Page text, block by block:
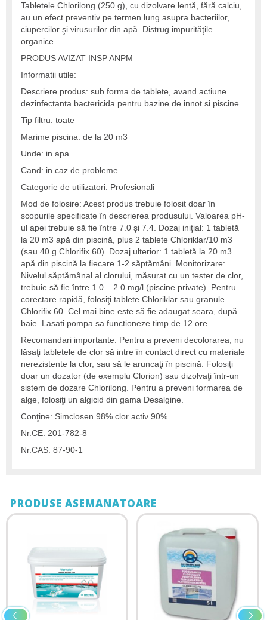
Tabletele Chlorilong (250 g), cu dizolvare lentă, fără calciu,
au un efect preventiv pe termen lung asupra bacteriilor,
ciupercilor şi virusurilor din apă. Distrug impurităţile
organice.
PRODUS AVIZAT INSP ANPM
Informatii utile:
Descriere produs: sub forma de tablete, avand actiune
dezinfectanta bactericida pentru bazine de innot si piscine.
Tip filtru: toate
Marime piscina: de la 20 m3
Unde: in apa
Cand: in caz de probleme
Categorie de utilizatori: Profesionali
Mod de folosire: Acest produs trebuie folosit doar în
scopurile specificate în descrierea produsului. Valoarea pH-
ul apei trebuie să fie între 7.0 şi 7.4. Dozaj iniţial: 1 tabletă
la 20 m3 apă din piscină, plus 2 tablete Chloriklar/10 m3
(sau 40 g Chlorifix 60). Dozaj ulterior: 1 tabletă la 20 m3
apă din piscină la fiecare 1-2 săptămâni. Monitorizare:
Nivelul săptămânal al clorului, măsurat cu un tester de clor,
trebuie să fie între 1.0 – 2.0 mg/l (piscine private). Pentru
corectare rapidă, folosiţi tablete Chloriklar sau granule
Chlorifix 60. Cel mai bine este să fie adaugat seara, după
baie. Lasati pompa sa functioneze timp de 12 ore.
Recomandari importante: Pentru a preveni decolorarea, nu
lăsaţi tabletele de clor să intre în contact direct cu materiale
nerezistente la clor, sau să le aruncaţi în piscină. Folosiţi
doar un dozator (de exemplu Clorion) sau dizolvaţi într-un
sistem de dozare Chlorilong. Pentru a preveni formarea de
alge, folosiţi un algicid din gama Desalgine.
Conţine: Simclosen 98% clor activ 90%.
Nr.CE: 201-782-8
Nr.CAS: 87-90-1
PRODUSE ASEMANATOARE